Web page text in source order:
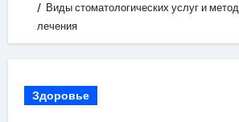
Виды стоматологических услуг и
лечения
Здоровье